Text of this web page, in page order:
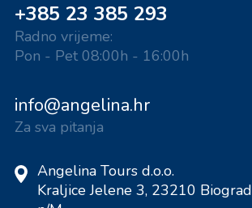
+385 23 385 293
Radno vrijeme:
Pon - Pet 08:00h - 16:00h
info@angelina.hr
Za sva pitanja
Angelina Tours d.o.o.
Kraljice Jelene 3, 23210 Biograd